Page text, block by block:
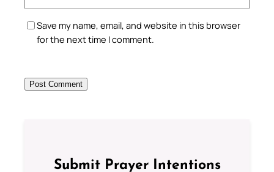
Save my name, email, and website in this browser
for the next time I comment.
Submit Prayer Intentions